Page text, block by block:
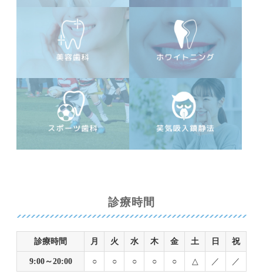
診療時間
診療時間 月 火 水 木 金 土 日 祝
9:00～20:00 ○ ○ ○ ○ ○ △ ／ ／